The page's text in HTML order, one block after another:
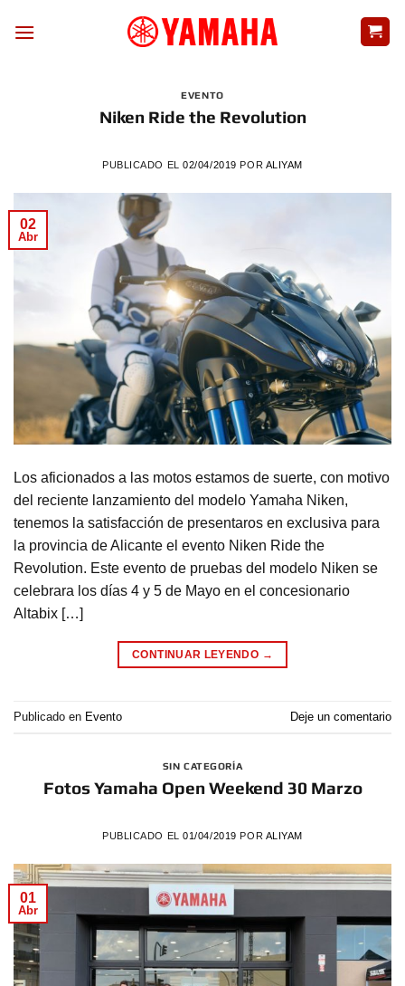
EVENTO
Niken Ride the Revolution
PUBLICADO EL02/04/2019 POR ALIYAM
02
Abr
Los aficionados a las motos estamos de suerte, con motivo
del reciente lanzamiento del modelo Yamaha Niken,
tenemos la satisfacción de presentaros en exclusiva para
la provincia de Alicante el evento Niken Ride the
Revolution. Este evento de pruebas del modelo Niken se
celebrara los días 4 y 5 de Mayo en el concesionario
Altabix […]
CONTINUAR LEYENDO →
Publicado en Evento Deje un comentario
SIN CATEGORÍA
Fotos Yamaha Open Weekend 30 Marzo
PUBLICADO EL01/04/2019 POR ALIYAM
01
Abr